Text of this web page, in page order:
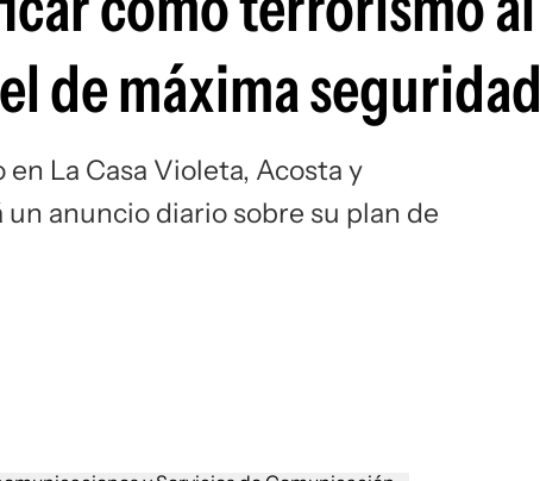
de máxima seguridad
La Casa Violeta, Acosta y
anuncio diario sobre su plan de